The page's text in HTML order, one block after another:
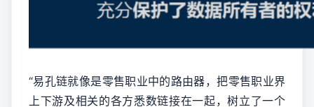
“易孔链就像是零售职业中的路由器，把零售职业界
上下游及相关的各方悉数链接在一起，树立了一个